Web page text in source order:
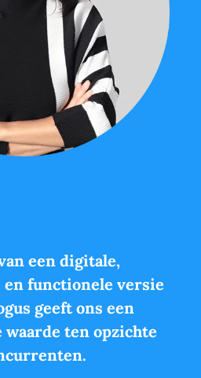
een digitale,
functionele versie
geeft ons een
waarde ten opzichte